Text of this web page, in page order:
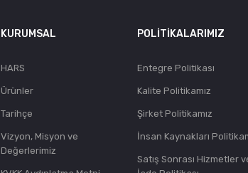
KURUMSAL
HARS
Ürünler
Tarihçe
Vizyon, Misyon ve
Değerlerimiz
POLITIKALARIMIZ
Entegre Politikası
Kalite Politikamız
Şirket Politikamız
İnsan Kaynakları
Satış Sonrası Hizmetler